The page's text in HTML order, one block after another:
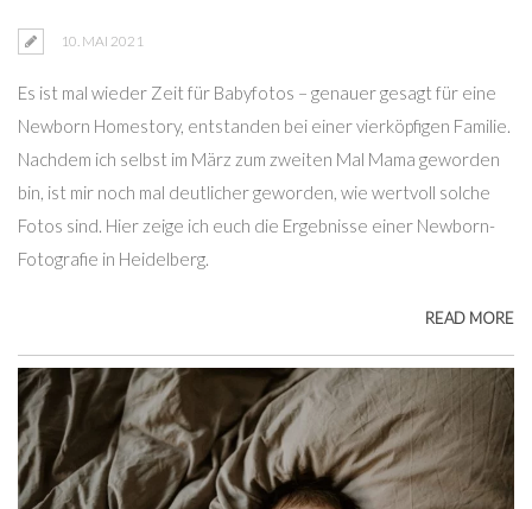
10. MAI 2021
Es ist mal wieder Zeit für Babyfotos – genauer gesagt für eine
Newborn Homestory, entstanden bei einer vierköpfigen Familie.
Nachdem ich selbst im März zum zweiten Mal Mama geworden
bin, ist mir noch mal deutlicher geworden, wie wertvoll solche
Fotos sind. Hier zeige ich euch die Ergebnisse einer Newborn-
Fotografie in Heidelberg.
READ MORE